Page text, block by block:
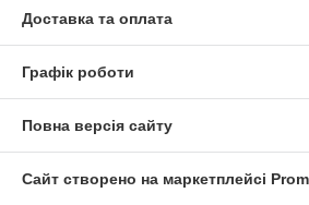
Доставка та оплата
Графік роботи
Повна версія сайту
Сайт створено на маркетплейсі